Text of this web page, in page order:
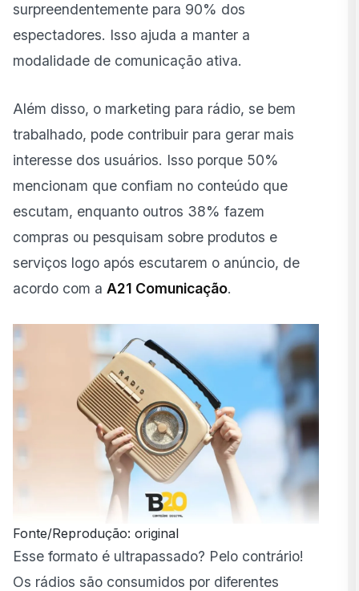
surpreendentemente para 90% dos
espectadores. Isso ajuda a manter a
modalidade de comunicação ativa.
Além disso, o marketing para rádio, se bem
trabalhado, pode contribuir para gerar mais
interesse dos usuários. Isso porque 50%
mencionam que confiam no conteúdo que
escutam, enquanto outros 38% fazem
compras ou pesquisam sobre produtos e
serviços logo após escutarem o anúncio, de
acordo com a A21 Comunicação.
Fonte/Reprodução: original
Esse formato é ultrapassado? Pelo contrário!
Os rádios são consumidos por diferentes